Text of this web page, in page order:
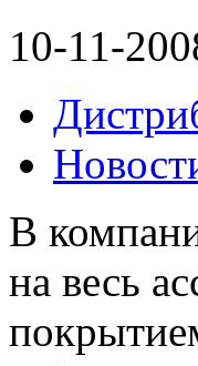
10-11-
В
на весь